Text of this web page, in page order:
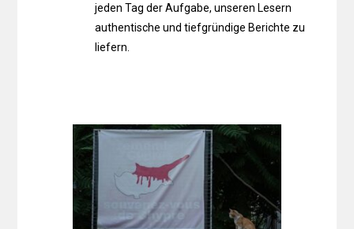
jeden Tag der Aufgabe, unseren Lesern
authentische und tiefgründige Berichte zu
liefern.